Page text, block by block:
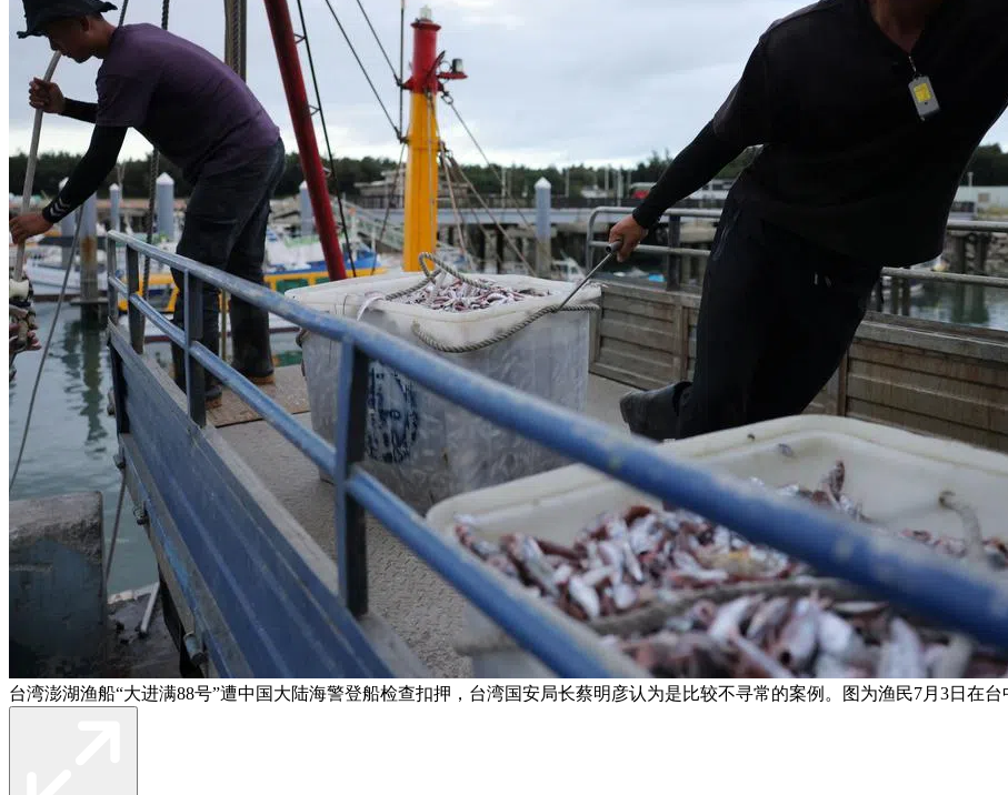
台湾澎湖渔船“大进满88号”遭中国大陆海警登船检查扣押，台湾国安局长蔡明彦认为是比较不寻常的案例。图为渔民7月3日在